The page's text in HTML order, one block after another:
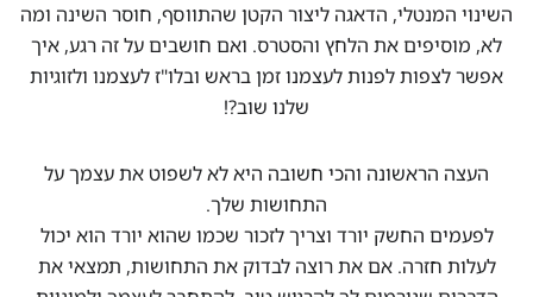
השינוי המנטלי, הדאגה ליצור הקטן שהתווסף, חוסר השינה ומה
לא, מוסיפים את הלחץ והסטרס. ואם חושבים על זה רגע, איך
אפשר לצפות לפנות לעצמנו זמן בראש ובלו"ז לעצמנו ולזוגיות
שלנו שוב?!
העצה הראשונה והכי חשובה היא לא לשפוט את עצמך על
התחושות שלך.
לפעמים החשק יורד וצריך לזכור שכמו שהוא יורד הוא יכול
לעלות חזרה. אם את רוצה לבדוק את התחושות, תמצאי את